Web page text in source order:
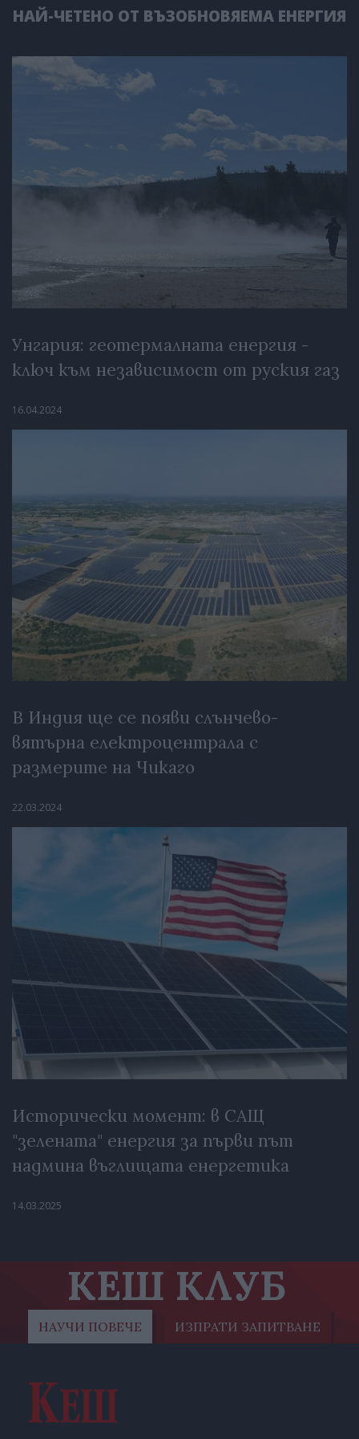
НАЙ-ЧЕТЕНО ОТ ВЪЗОБНОВЯЕМА ЕНЕРГИЯ
Унгария: геотермалната енергия -
ключ към независимост от руския газ
16.04.2024
В Индия ще се появи слънчево-
вятърна електроцентрала с
размерите на Чикаго
22.03.2024
Исторически момент: в САЩ
"зелената" енергия за първи път
надмина въглищата енергетика
14.03.2025
КЕШ КЛУБ
НАУЧИ ПОВЕЧЕ ИЗПРАТИ ЗАПИТВАНЕ